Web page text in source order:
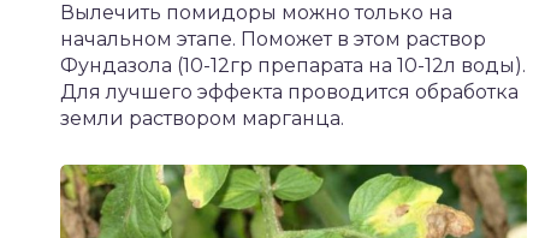
Вылечить помидоры можно только на
начальном этапе. Поможет в этом раствор
Фундазола (10-12гр препарата на 10-12л воды).
Для лучшего эффекта проводится обработка
земли раствором марганца.